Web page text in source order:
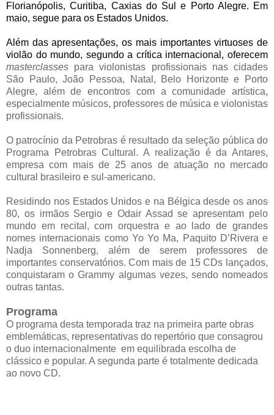
Florianópolis, Curitiba, Caxias do Sul e Porto Alegre. Em
maio, segue para os Estados Unidos.
Além das apresentações, os mais importantes virtuoses de
violão do mundo, segundo a crítica internacional, oferecem
masterclasses para violonistas profissionais nas cidades
São Paulo, João Pessoa, Natal, Belo Horizonte e Porto
Alegre, além de encontros com a comunidade artística,
especialmente músicos, professores de música e violonistas
profissionais.
O patrocínio da Petrobras é resultado da seleção pública do
Programa Petrobras Cultural. A realização é da Antares,
empresa com mais de 25 anos de atuação no mercado
cultural brasileiro e sul-americano.
Residindo nos Estados Unidos e na Bélgica desde os anos
80, os irmãos Sergio e Odair Assad se apresentam pelo
mundo em recital, com orquestra e ao lado de grandes
nomes internacionais como Yo Yo Ma, Paquito D’Rivera e
Nadja Sonnenberg, além de serem professores de
importantes conservatórios. Com mais de 15 CDs lançados,
conquistaram o Grammy algumas vezes, sendo nomeados
outras tantas.
Programa
O programa desta temporada traz na primeira parte obras
emblemáticas, representativas do repertório que consagrou
o duo internacionalmente em equilibrada escolha de
clássico e popular. A segunda parte é totalmente dedicada
ao novo CD.